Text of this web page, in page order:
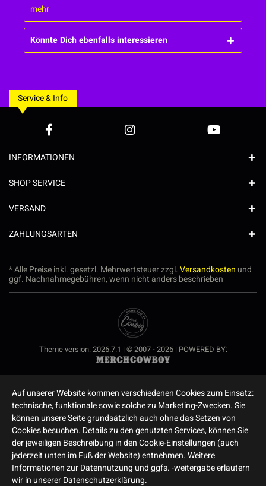
mehr
Könnte Dich ebenfalls interessieren
Service & Info
INFORMATIONEN
SHOP SERVICE
VERSAND
ZAHLUNGSARTEN
* Alle Preise inkl. gesetzl. Mehrwertsteuer zzgl.Versandkosten und
ggf. Nachnahmegebühren, wenn nicht anders beschrieben
Theme version: 2026.7.1 | © 2007 - 2026 | POWERED BY:
Auf unserer Website kommen verschiedenen Cookies zum Einsatz:
technische, funktionale sowie solche zu Marketing-Zwecken. Sie
können unsere Seite grundsätzlich auch ohne das Setzen von
Cookies besuchen. Details zu den genutzten Services, können Sie
der jeweiligen Beschreibung in den Cookie-Einstellungen (auch
jederzeit unten im Fuß der Website) entnehmen. Weitere
Informationen zur Datennutzung und ggfs. -weitergabe erläutern
wir in unserer Datenschutzerklärung.